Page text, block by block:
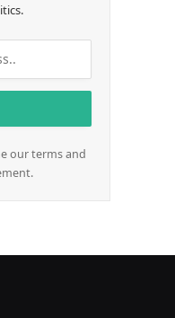
our terms and